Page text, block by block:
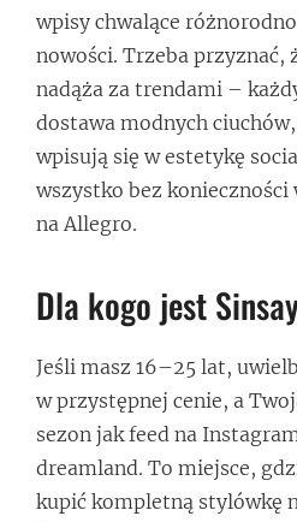
wpisy chwalące
nowości. Trzeba przyznać,
nadąża za trendami –
dostawa modnych
wpisują się w estetykę
wszystko bez
na Allegro.
Dla kogo jest
Jeśli masz 16–25 lat,
w przystępnej cenie, a
sezon jak feed na
dreamland. To miejsce,
kupić kompletną stylówkę